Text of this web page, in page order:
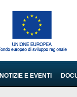
NOTIZIE E EVENTI